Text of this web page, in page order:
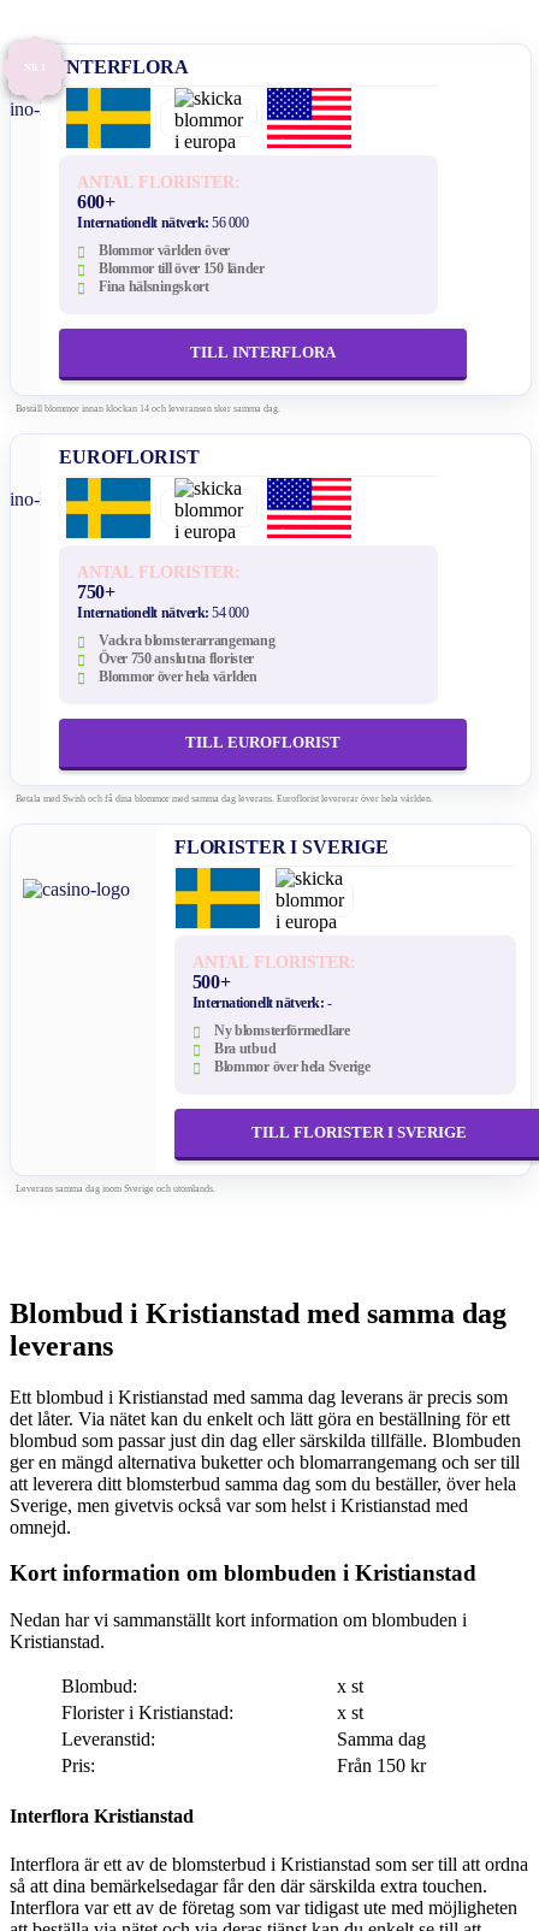
NR 1 INTERFLORA
ANTAL FLORISTER:
600+
Internationellt nätverk:56 000
Blommor världen över
Blommor till över 150 länder
Fina hälsningskort
TILL INTERFLORA
Beställ blommor innan klockan 14 och leveransen sker samma dag.
EUROFLORIST
ANTAL FLORISTER:
750+
Internationellt nätverk:54 000
Vackra blomsterarrangemang
Över 750 anslutna florister
Blommor över hela världen
TILL EUROFLORIST
Betala med Swish och få dina blommor med samma dag leverans. Euroflorist levererar över hela världen.
FLORISTER I SVERIGE
ANTAL FLORISTER:
500+
Internationellt nätverk: -
Ny blomsterförmedlare
Bra utbud
Blommor över hela Sverige
TILL FLORISTER I SVERIGE
Leverans samma dag inom Sverige och utomlands.
Blombud i Kristianstad med samma dag
leverans
Ett blombud i Kristianstad med samma dag leverans är precis som
det låter. Via nätet kan du enkelt och lätt göra en beställning för ett
blombud som passar just din dag eller särskilda tillfälle. Blombuden
ger en mängd alternativa buketter och blomarrangemang och ser till
att leverera ditt blomsterbud samma dag som du beställer, över hela
Sverige, men givetvis också var som helst i Kristianstad med
omnejd.
Kort information om blombuden i Kristianstad
Nedan har vi sammanställt kort information om blombuden i
Kristianstad.
Blombud:
x st
Florister i Kristianstad:
x st
Leveranstid:
Samma dag
Pris:
Från 150 kr
Interflora Kristianstad
Interflora är ett av de blomsterbud i Kristianstad som ser till att ordna
så att dina bemärkelsedagar får den där särskilda extra touchen.
Interflora var ett av de företag som var tidigast ute med möjligheten